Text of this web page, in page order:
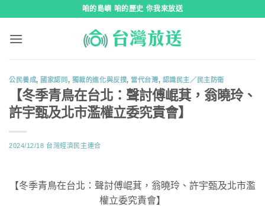
咱的島嶼 咱的歷史 你我來放送
公民養成, 國家認同, 獨裁的進化與反撲, 當代台灣, 認識民主／民主防衛
【冬季青鳥在台北：聲討傅崐萁，翁曉玲、
許宇甄及北市濫權立委究責會】
2024/12/18 台灣經濟民主連合
【冬季青鳥在台北：聲討傅崐萁，翁曉玲、許宇甄及北市濫
權立委究責會】